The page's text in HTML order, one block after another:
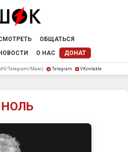
ОБЩАТЬСЯ
О НАС ДОНАТ
Telegram/Макс) Telegram VKontakte
НОЛЬ